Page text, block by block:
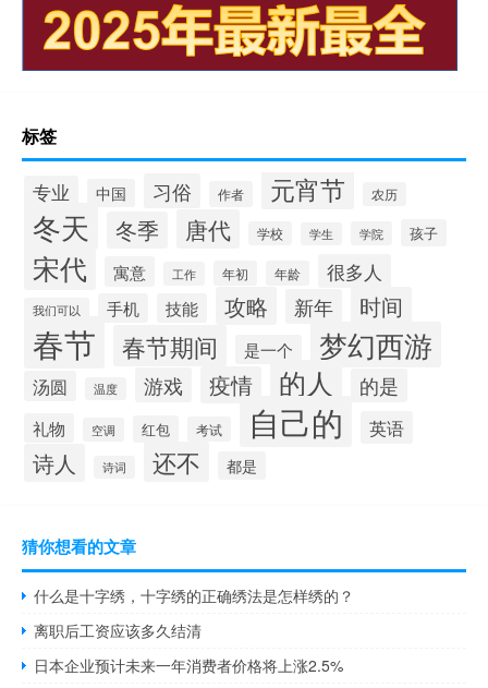
标签
专业 中国 习俗 作者 元宵节 农历
冬天 冬季 唐代 学校 学生 学院 孩子
宋代 寓意 工作 年初 年龄 很多人
我们可以 手机 技能 攻略 新年 时间
春节 春节期间 是一个 梦幻西游
汤圆 温度 游戏 疫情 的人 的是
礼物 空调 红包 考试 自己的 英语
诗人 诗词 还不 都是
猜你想看的文章
什么是十字绣，十字绣的正确绣法是怎样绣的？
离职后工资应该多久结清
日本企业预计未来一年消费者价格将上涨2.5%